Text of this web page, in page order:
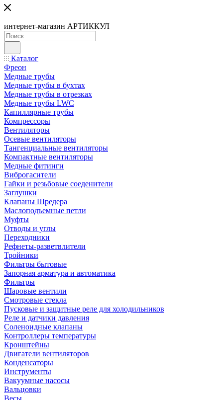
интернет-магазин АРТИККУЛ
Каталог
Фреон
Медные трубы
Медные трубы в бухтах
Медные трубы в отрезках
Медные трубы LWC
Капиллярные трубы
Компрессоры
Вентиляторы
Осевые вентиляторы
Тангенциальные вентиляторы
Компактные вентиляторы
Медные фитинги
Виброгасители
Гайки и резьбовые соеденители
Заглушки
Клапаны Шредера
Маслоподъемные петли
Муфты
Отводы и углы
Переходники
Рефнеты-разветвлители
Тройники
Фильтры бытовые
Запорная арматура и автоматика
Фильтры
Шаровые вентили
Смотровые стекла
Пусковые и защитные реле для холодильников
Реле и датчики давления
Соленоидные клапаны
Контроллеры температуры
Кронштейны
Двигатели вентиляторов
Конденсаторы
Инструменты
Вакуумные насосы
Вальцовки
Весы